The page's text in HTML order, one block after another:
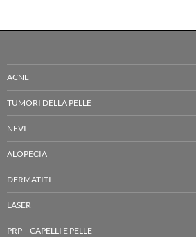
ACNE
TUMORI DELLA PELLE
NEVI
ALOPECIA
DERMATITI
LASER
PRP – CAPELLI E PELLE